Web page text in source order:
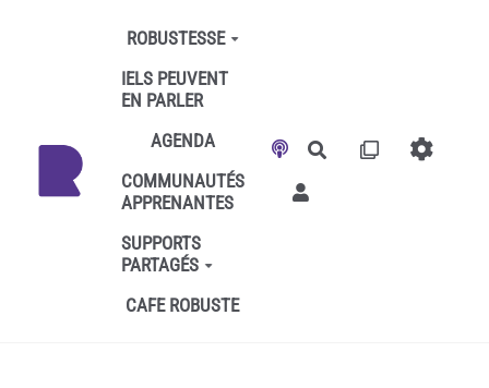
Aller au contenu principal
ROBUSTESSE
IELS PEUVENT
EN PARLER
AGENDA
COMMUNAUTÉS
APPRENANTES
SUPPORTS
PARTAGÉS
CAFE ROBUSTE
Rechercher